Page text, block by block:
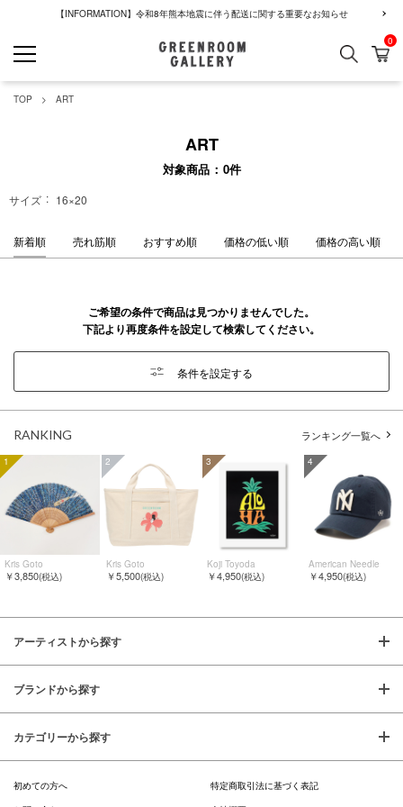
【INFORMATION】令和8年熊本地震に伴う配送に関する重要なお知らせ
検索 カ
0
TOP ART
ART
対象商品 0件
サイズ 16×20
新着順 売れ筋順 おすすめ順 価格の低い順 価格の高い順
ご希望の条件で商品は見つかりませんでした。
下記より再度条件を設定して検索してください。
条件を設定する
RANKING ランキング一覧へ
1
Kris Goto
￥3,850(税込)
2
Kris Goto
￥5,500(税込)
3
Koji Toyoda
￥4,950(税込)
4
American Needle
￥4,950(税込)
アーティストから探す
ブランドから探す
カテゴリーから探す
初めての方へ
特定商取引法に基づく表記